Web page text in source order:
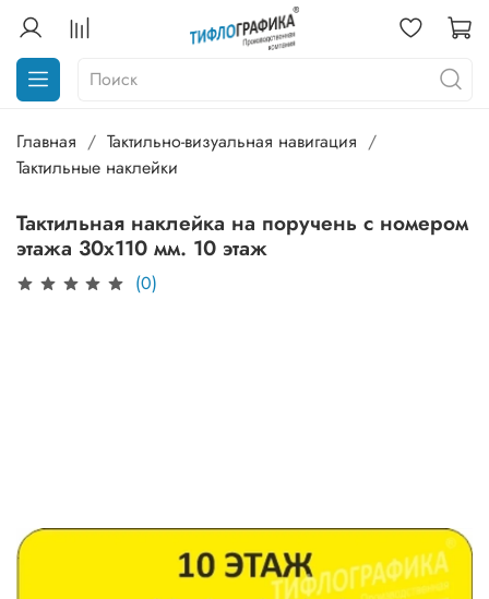
Главная
Тактильно-визуальная навигация
Тактильные наклейки
Тактильная наклейка на поручень с номером
этажа 30х110 мм. 10 этаж
(0)